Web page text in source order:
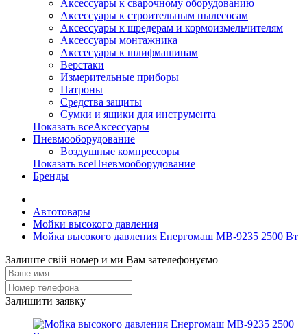
Аксессуары к сварочному оборудованию
Аксессуары к строительным пылесосам
Аксессуары к шредерам и кормоизмельчителям
Аксессуары монтажника
Акссесуары к шлифмашинам
Верстаки
Измерительные приборы
Патроны
Средства защиты
Сумки и ящики для инструмента
Показать всеАксессуары
Пневмооборудование
Воздушные компрессоры
Показать всеПневмооборудование
Бренды
Автотовары
Мойки высокого давления
Мойка высокого давления Енергомаш МВ-9235 2500 Вт
Залиште свій номер и ми Вам зателефонуємо
Залишити заявку